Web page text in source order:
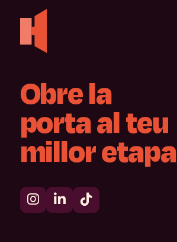
Obrela
portaalteu
milloretapa